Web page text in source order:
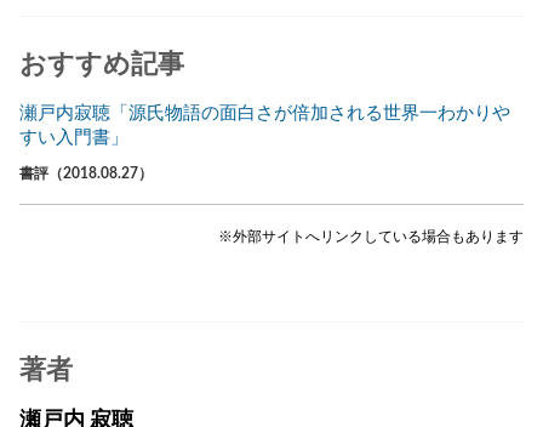
おすすめ記事
瀬戸内寂聴「源氏物語の面白さが倍加される世界一わかりや
すい入門書」
書評（2018.08.27）
※外部サイトへリンクしている場合もあります
著者
瀬戸内 寂聴